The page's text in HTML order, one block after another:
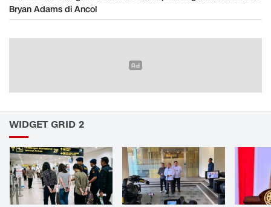
Bryan Adams di Ancol
WIDGET GRID 2